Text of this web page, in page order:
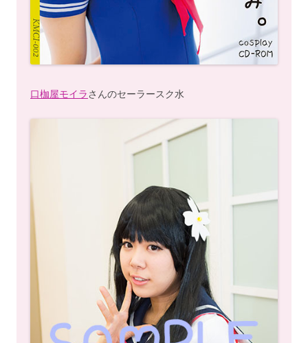
口枷屋モイラ さんのセーラースク水